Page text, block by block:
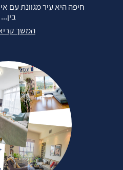
חיפה היא עיר מגוונת עם
בין...
המשך